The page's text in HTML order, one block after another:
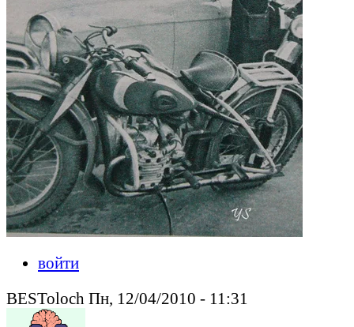
войти
BESToloch Пн, 12/04/2010 - 11:31